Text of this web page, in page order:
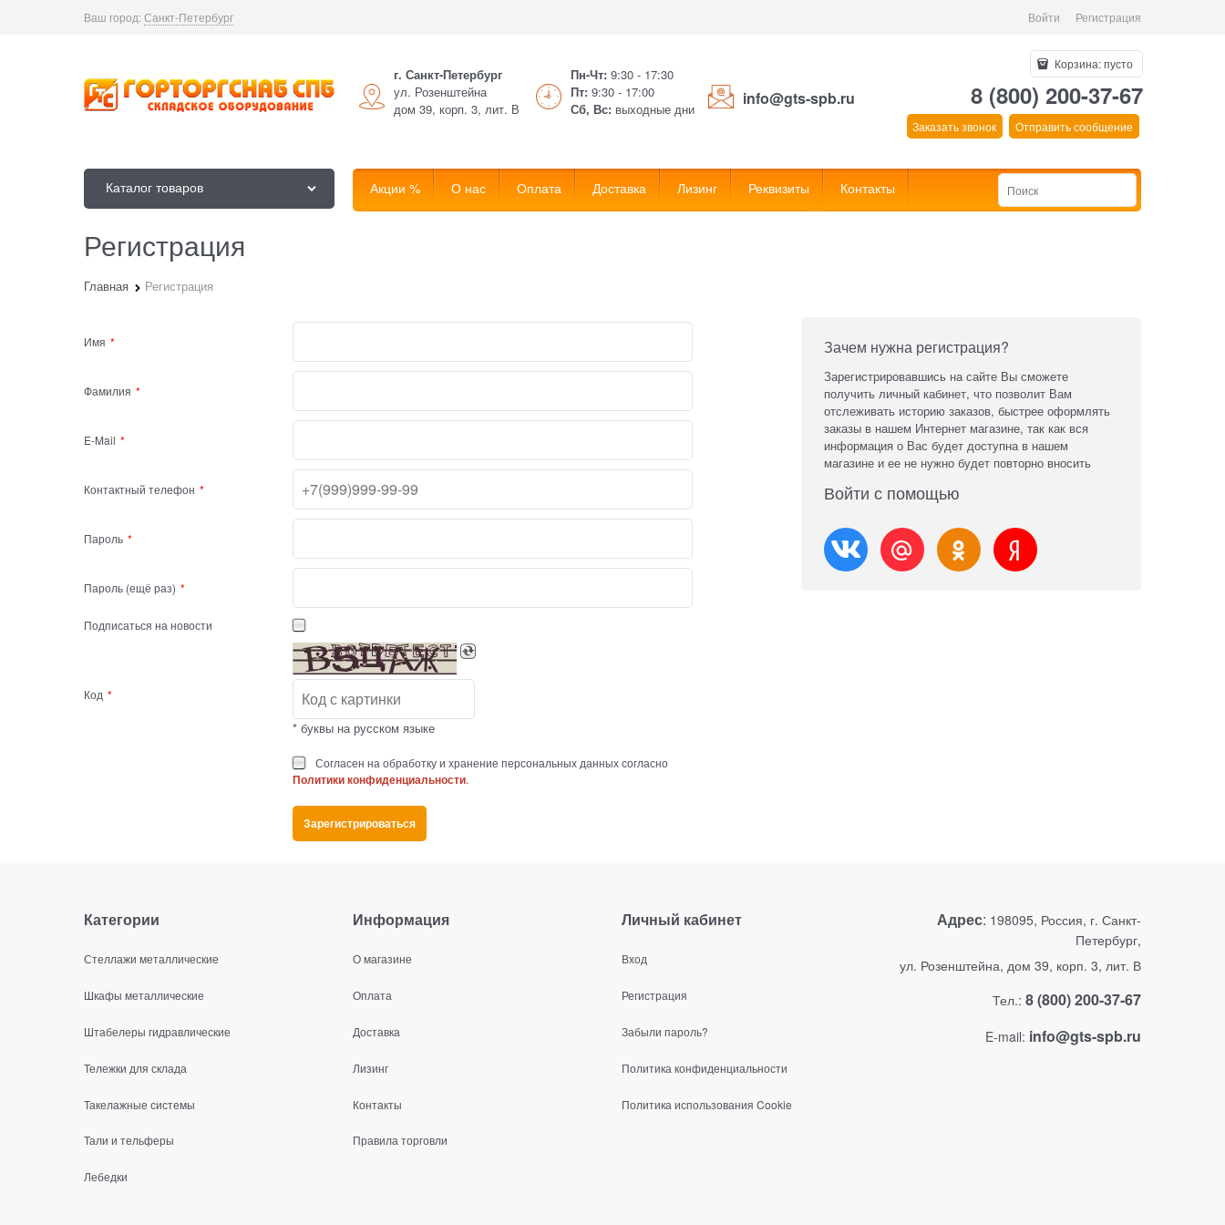
Ваш город:Санкт-Петербург Войти Регистрация
г. Санкт-Петербург
ул. Розенштейна
дом 39, корп. 3, лит. В
Пн-Чт: 9:30 - 17:30
Пт: 9:30 - 17:00
Сб, Вс: выходные дни
info@gts-spb.ru
Корзина:пусто
8 (800) 200-37-67
Заказать звонок Отправить сообщение
Каталог товаров Акции % О нас Оплата Доставка Лизинг Реквизиты Контакты
Регистрация
Главная Регистрация
Имя
Фамилия
E-Mail
Контактный телефон
Пароль
Пароль (ещё раз)
Подписаться на новости
Код
* буквы на русском языке
Согласен на обработку и хранение персональных данных согласно
Политики конфиденциальности.
Зачем нужна регистрация?
Зарегистрировавшись на сайте Вы сможете
получить личный кабинет, что позволит Вам
отслеживать историю заказов, быстрее оформлять
заказы в нашем Интернет магазине, так как вся
информация о Вас будет доступна в нашем
магазине и ее не нужно будет повторно вносить
Войти с помощью
Категории
Стеллажи металлические
Шкафы металлические
Штабелеры гидравлические
Тележки для склада
Такелажные системы
Тали и тельферы
Лебедки
Информация
О магазине
Оплата
Доставка
Лизинг
Контакты
Правила торговли
Личный кабинет
Вход
Регистрация
Забыли пароль?
Политика конфиденциальности
Политика использования Cookie
Адрес: 198095, Россия, г. Санкт-
Петербург,
ул. Розенштейна, дом 39, корп. 3, лит. В
Тел.: 8 (800) 200-37-67
E-mail: info@gts-spb.ru